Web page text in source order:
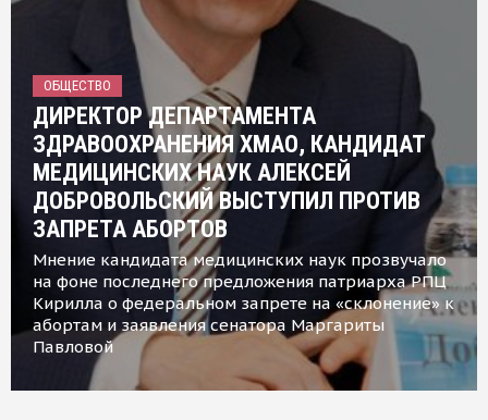
ОБЩЕСТВО
ДИРЕКТОР ДЕПАРТАМЕНТА
ЗДРАВООХРАНЕНИЯ ХМАО, КАНДИДАТ
МЕДИЦИНСКИХ НАУК АЛЕКСЕЙ
ДОБРОВОЛЬСКИЙ ВЫСТУПИЛ ПРОТИВ
ЗАПРЕТА АБОРТОВ
Мнение кандидата медицинских наук прозвучало
на фоне последнего предложения патриарха РПЦ
Кирилла о федеральном запрете на «склонение» к
абортам и заявления сенатора Маргариты
Павловой